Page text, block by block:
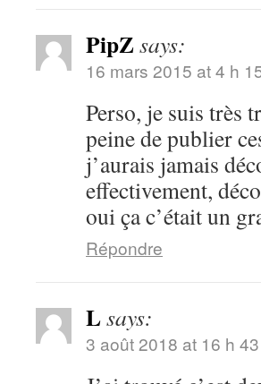
PipZsays:
16 mars 2015 at 4 h
Perso, je suis très
peine de publier
j’aurais jamais
effectivement,
oui ça c’était un
Répondre
Lsays:
3 août 2018 at 16 h